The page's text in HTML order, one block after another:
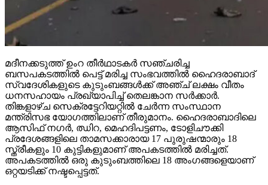
മദീനക്കടുത്ത് ഉംറ തീര്‍ഥാടകര്‍ സഞ്ചരിച്ച
ബസപകടത്തില്‍ പെട്ട് മരിച്ച സംഭവത്തില്‍ ഹൈദരാബാദ്
സ്വദേശികളുടെ കുടുംബങ്ങള്‍ക്ക് അഞ്ച് ലക്ഷം വീതം
ധനസഹായം പ്രഖ്യാപിച്ച് തെലങ്കാന സര്‍ക്കാര്‍.
തിങ്കളാഴ്ച സെക്രട്ടേറിയറ്റില്‍ ചേര്‍ന്ന സംസ്ഥാന
മന്ത്രിസഭ യോഗത്തിലാണ് തീരുമാനം. ഹൈദരാബാദിലെ
ആസിഫ് നഗര്‍, ഝിറ, മെഹദിപട്ടണം, ടോളിചൗക്കി
പ്രദേശങ്ങളിലെ താമസക്കാരായ 17 പുരുഷന്മാരും 18
സ്ത്രീകളും 10 കുട്ടികളുമാണ് അപകടത്തില്‍ മരിച്ചത്.
അപകടത്തില്‍ ഒരു കുടുംബത്തിലെ 18 അംഗങ്ങളെയാണ്
ഒറ്റയടിക്ക് നഷ്ടപ്പെട്ടത്.